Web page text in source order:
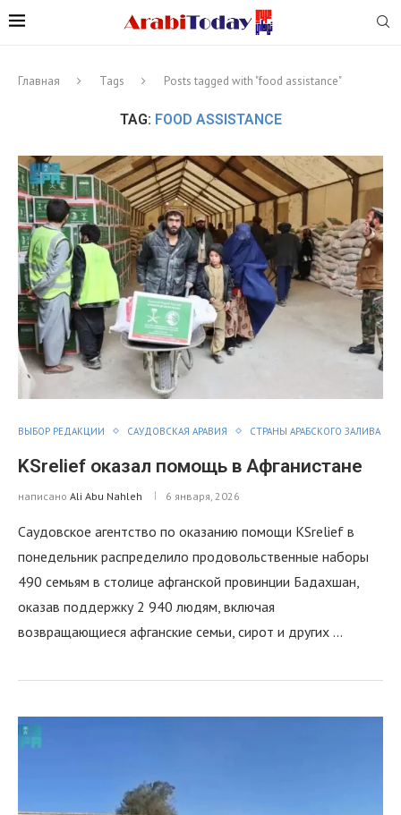
Главная Tags Posts tagged with "food assistance"
TAG: FOOD ASSISTANCE
ВЫБОР РЕДАКЦИИ САУДОВСКАЯ АРАВИЯ СТРАНЫ АРАБСКОГО ЗАЛИВА
KSrelief оказал помощь в Афганистане
написано Ali Abu Nahleh 6 января, 2026
Саудовское агентство по оказанию помощи KSrelief в
понедельник распределило продовольственные наборы
490 семьям в столице афганской провинции Бадахшан,
оказав поддержку 2 940 людям, включая
возвращающиеся афганские семьи, сирот и других …